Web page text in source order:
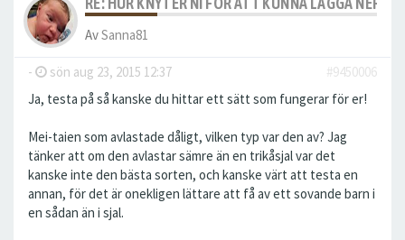
AvSanna81
- sön aug 23, 2015 12:37
#9450006
Ja, testa på så kanske du hittar ett sätt som fungerar för er!
Mei-taien som avlastade dåligt, vilken typ var den av? Jag
tänker att om den avlastar sämre än en trikåsjal var det
kanske inte den bästa sorten, och kanske värt att testa en
annan, för det är onekligen lättare att få av ett sovande barn i
en sådan än i sjal.